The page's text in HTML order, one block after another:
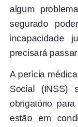
algum
segurado
incapacidade
precisará
A perícia
Social (INSS)
obrigatório
estão em